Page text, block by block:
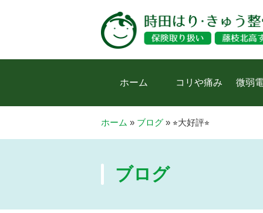
ホーム コリや痛み 微弱
ホーム » ブログ » ⭐︎大好評⭐︎
ブログ